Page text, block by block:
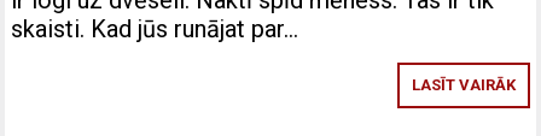
skaisti. Kad jūs runājat par…
LASĪT VAIRĀK